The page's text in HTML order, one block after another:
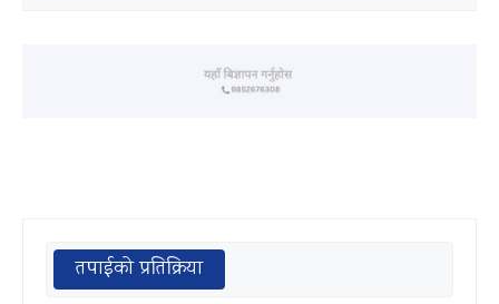
तपाईको प्रतिक्रिया